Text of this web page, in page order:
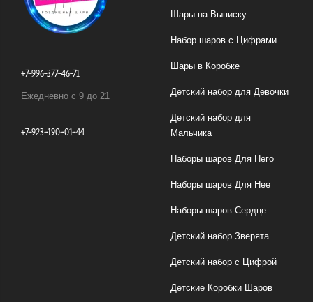
+7-996-377-46-71
Ежедневно с 9 до 21
+7-923-190-01-44
Шары на Выписку
Набор шаров с Цифрами
Шары в Коробке
Детский набор для Девочки
Детский набор для
Мальчика
Наборы шаров Для Него
Наборы шаров Для Нее
Наборы шаров Сердце
Детский набор Зверята
Детский набор с Цифрой
Детские Коробки Шаров